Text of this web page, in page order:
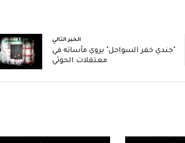
الخبر التالي
"جندي خفر السواحل" يروي مأساته في
معتقلات الحوثي